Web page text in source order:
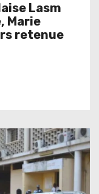
Lasm
Marie
retenue